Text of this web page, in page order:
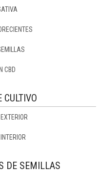
CBD
CULTIVO
DE SEMILLAS